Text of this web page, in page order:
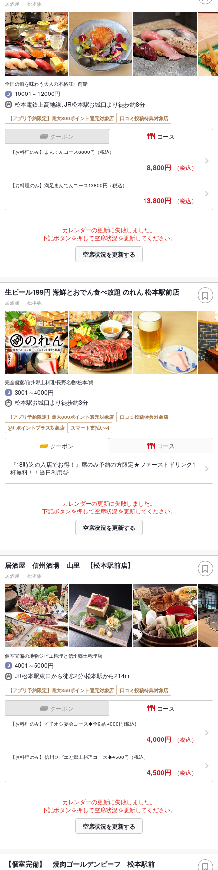
居酒屋 松本駅
全国の旬を味わう大人の本格江戸前鮨
10001～12000円
松本電鉄上高地線､JR松本駅お城口より徒歩約8分
【アプリ予約限定】最大800ポイント還元対象店 口コミ投稿特典対象店
クーポン コース
【お料理のみ】まんてんコース8800円（税込）
8,800円 （税込）
【お料理のみ】満足まんてんコース13800円（税込）
13,800円 （税込）
カレンダーの更新に失敗しました。
下記ボタンを押して空席状況を更新してください。
空席状況を更新する
生ビール199円 海鮮とおでん食べ放題 のれん 松本駅前店
居酒屋 松本駅
完全個室/信州郷土料理/長野名物/松本/鍋
3001～4000円
松本駅お城口より徒歩約3分
【アプリ予約限定】最大800ポイント還元対象店
口コミ投稿特典対象店
ポイントプラス対象店
スマート支払い可
クーポン コース
『18時迄の入店でお得！』席のみ予約の方限定★ファーストドリンク1
杯無料！！当日利用◎
カレンダーの更新に失敗しました。
下記ボタンを押して空席状況を更新してください。
空席状況を更新する
居酒屋 信州酒場 山里 【松本駅前店】
居酒屋 松本駅
個室完備の地物ジビエ料理と信州郷土料理店
4001～5000円
JR松本駅東口から徒歩2分/松本駅から214m
【アプリ予約限定】最大350ポイント還元対象店 口コミ投稿特典対象店
クーポン コース
【お料理のみ】イチオシ宴会コース◆全9品 4000円(税込)
4,000円 （税込）
【お料理のみ】信州ジビエと郷土料理コース◆4500円（税込）
4,500円 （税込）
カレンダーの更新に失敗しました。
下記ボタンを押して空席状況を更新してください。
空席状況を更新する
【個室完備】 焼肉ゴールデンビーフ 松本駅前